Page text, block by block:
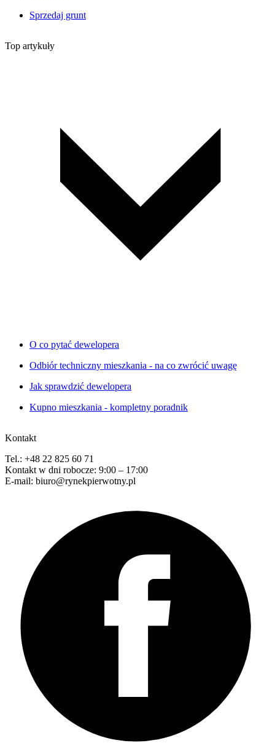
Sprzedaj grunt
Top artykuły
O co pytać dewelopera
Odbiór techniczny mieszkania - na co zwrócić uwagę
Jak sprawdzić dewelopera
Kupno mieszkania - kompletny poradnik
Kontakt
Tel.: +48 22 825 60 71
Kontakt w dni robocze: 9:00 – 17:00
E-mail: biuro@rynekpierwotny.pl